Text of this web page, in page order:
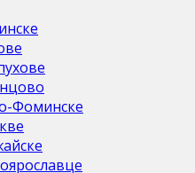
Фоминске